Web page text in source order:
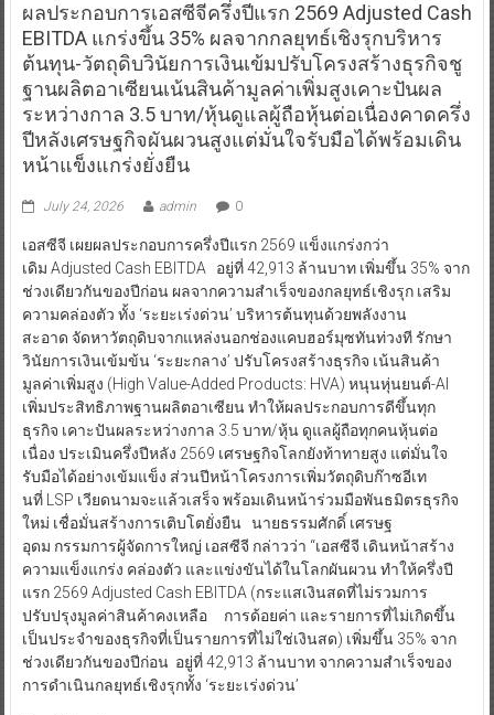
ผลประกอบการเอสซีจีครึ่งปีแรก 2569 Adjusted Cash
EBITDA แกร่งขึ้น 35% ผลจากกลยุทธ์เชิงรุกบริหาร
ต้นทุน-วัตถุดิบวินัยการเงินเข้มปรับโครงสร้างธุรกิจชู
ฐานผลิตอาเซียนเน้นสินค้ามูลค่าเพิ่มสูงเคาะปันผล
ระหว่างกาล 3.5 บาท/หุ้นดูแลผู้ถือหุ้นต่อเนื่องคาดครึ่ง
ปีหลังเศรษฐกิจผันผวนสูงแต่มั่นใจรับมือได้พร้อมเดิน
หน้าแข็งแกร่งยั่งยืน
July 24, 2026 admin 0
เอสซีจี เผยผลประกอบการครึ่งปีแรก 2569 แข็งแกร่งกว่า
เดิม Adjusted Cash EBITDA อยู่ที่ 42,913 ล้านบาท เพิ่มขึ้น 35% จาก
ช่วงเดียวกันของปีก่อน ผลจากความสำเร็จของกลยุทธ์เชิงรุก เสริม
ความคล่องตัว ทั้ง ‘ระยะเร่งด่วน’ บริหารต้นทุนด้วยพลังงาน
สะอาด จัดหาวัตถุดิบจากแหล่งนอกช่องแคบฮอร์มุซทันท่วงที รักษา
วินัยการเงินเข้มข้น ‘ระยะกลาง’ ปรับโครงสร้างธุรกิจ เน้นสินค้า
มูลค่าเพิ่มสูง (High Value-Added Products: HVA) หนุนหุ่นยนต์-AI
เพิ่มประสิทธิภาพฐานผลิตอาเซียน ทำให้ผลประกอบการดีขึ้นทุก
ธุรกิจ เคาะปันผลระหว่างกาล 3.5 บาท/หุ้น ดูแลผู้ถือทุกคนหุ้นต่อ
เนื่อง ประเมินครึ่งปีหลัง 2569 เศรษฐกิจโลกยังท้าทายสูง แต่มั่นใจ
รับมือได้อย่างเข้มแข็ง ส่วนปีหน้าโครงการเพิ่มวัตถุดิบก๊าซอีเท
นที่ LSP เวียดนามจะแล้วเสร็จ พร้อมเดินหน้าร่วมมือพันธมิตรธุรกิจ
ใหม่ เชื่อมั่นสร้างการเติบโตยั่งยืน นายธรรมศักดิ์ เศรษฐ
อุดม กรรมการผู้จัดการใหญ่ เอสซีจี กล่าวว่า “เอสซีจี เดินหน้าสร้าง
ความแข็งแกร่ง คล่องตัว และแข่งขันได้ในโลกผันผวน ทำให้ครึ่งปี
แรก 2569 Adjusted Cash EBITDA (กระแสเงินสดที่ไม่รวมการ
ปรับปรุงมูลค่าสินค้าคงเหลือ การด้อยค่า และรายการที่ไม่เกิดขึ้น
เป็นประจำของธุรกิจที่เป็นรายการที่ไม่ใช่เงินสด) เพิ่มขึ้น 35% จาก
ช่วงเดียวกันของปีก่อน อยู่ที่ 42,913 ล้านบาท จากความสำเร็จของ
การดำเนินกลยุทธ์เชิงรุกทั้ง ‘ระยะเร่งด่วน’